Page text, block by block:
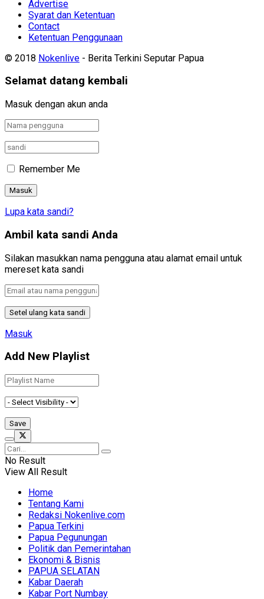
Advertise
Syarat dan Ketentuan
Contact
Ketentuan Penggunaan
© 2018 Nokenlive - Berita Terkini Seputar Papua
Selamat datang kembali
Masuk dengan akun anda
Remember Me
Lupa kata sandi?
Ambil kata sandi Anda
Silakan masukkan nama pengguna atau alamat email untuk
mereset kata sandi
Masuk
Add New Playlist
No Result
View All Result
Home
Tentang Kami
Redaksi Nokenlive.com
Papua Terkini
Papua Pegunungan
Politik dan Pemerintahan
Ekonomi & Bisnis
PAPUA SELATAN
Kabar Daerah
Kabar Port Numbay